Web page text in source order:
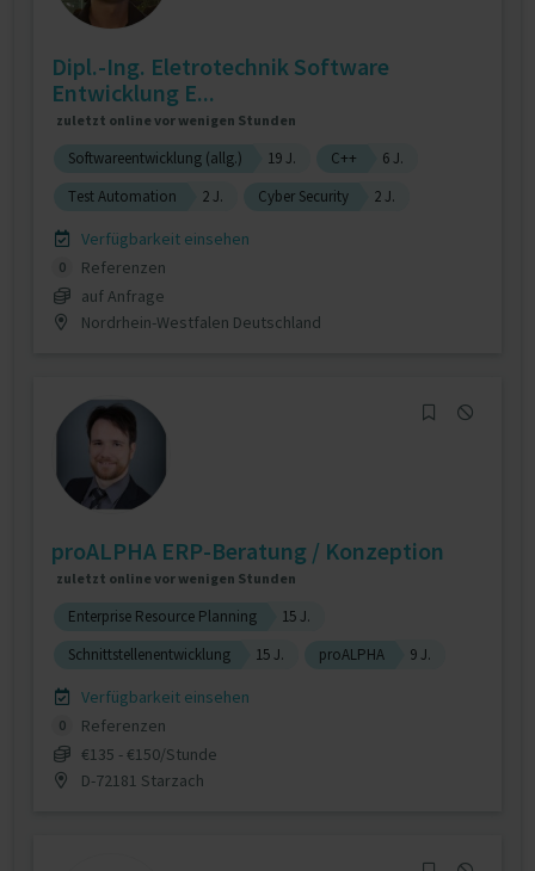
Dipl.-Ing. Eletrotechnik Software
Entwicklung E...
zuletzt online vor wenigen Stunden
Softwareentwicklung (allg.) 19 J. C++
6 J.
Test Automation
2 J. Cyber Security 2 J.
Verfügbarkeit einsehen
0
Referenzen
auf Anfrage
Nordrhein-Westfalen Deutschland
proALPHA ERP-Beratung / Konzeption
zuletzt online vor wenigen Stunden
Enterprise Resource Planning
15 J.
Schnittstellenentwicklung
15 J. proALPHA 9 J.
Verfügbarkeit einsehen
0
Referenzen
€135 - €150/Stunde
D-72181 Starzach